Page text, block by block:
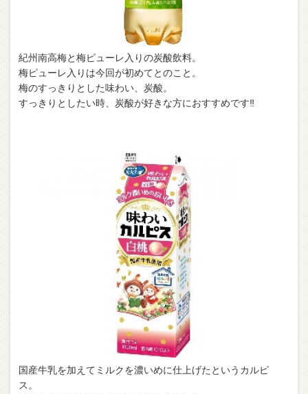
紀州南高梅と梅ピューレ入りの炭酸飲料。
梅ピューレ入りは今回が初めてとのこと。
梅のすっきりとした味わい、炭酸。
すっきりとしたい時、炭酸が好きな方におすすめです‼︎
国産牛乳を加えてミルクを濃いめに仕上げたというカルピ
ス。